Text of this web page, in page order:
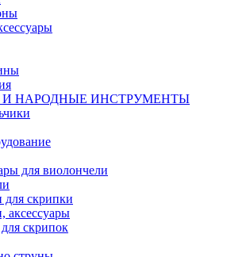
И НАРОДНЫЕ ИНСТРУМЕНТЫ
для виолончели
скрипки
аксессуары
скрипок